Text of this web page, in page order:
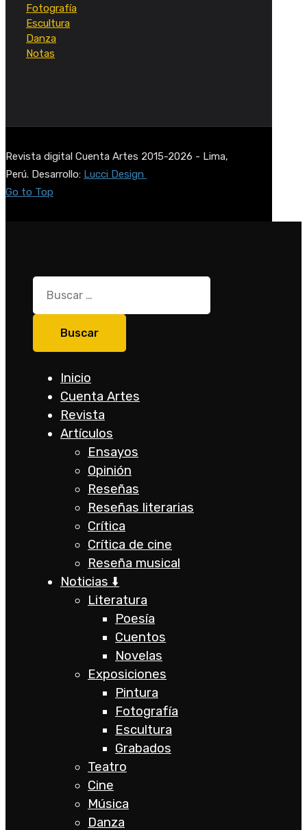
Fotografía
Escultura
Danza
Notas
Revista digital Cuenta Artes 2015-2026 - Lima,
Perú. Desarrollo: Lucci Design
Go to Top
Buscar:
Inicio
Cuenta Artes
Revista
Artículos
Ensayos
Opinión
Reseñas
Reseñas literarias
Crítica
Crítica de cine
Reseña musical
Noticias ⬇️
Literatura
Poesía
Cuentos
Novelas
Exposiciones
Pintura
Fotografía
Escultura
Grabados
Teatro
Cine
Música
Danza